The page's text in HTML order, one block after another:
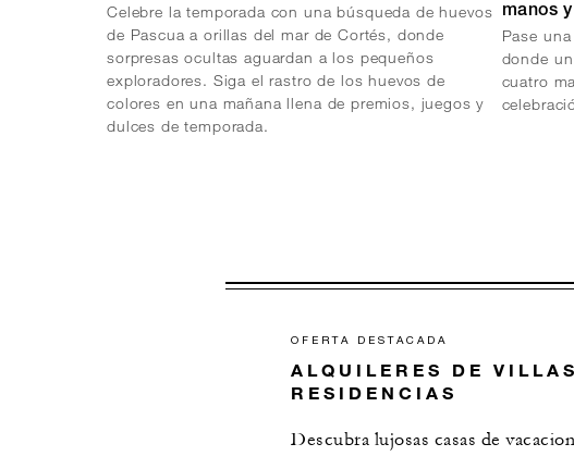
Celebre la temporada con una búsqueda de huevos
de Pascua a orillas del mar de Cortés, donde
sorpresas ocultas aguardan a los pequeños
exploradores. Siga el rastro de los huevos de
colores en una mañana llena de premios, juegos y
dulces de temporada.
manos
Pase
donde
cuatro
OFERTA DESTACADA
ALQUILERES DE
RESIDENCIAS
Descubra lujosas casas de